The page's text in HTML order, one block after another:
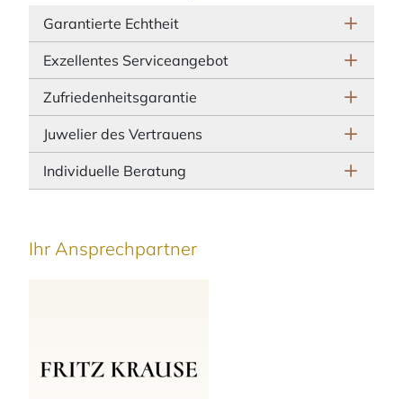
Ihr Ansprechpartner
Garantierte Echtheit
Exzellentes Serviceangebot
Zufriedenheitsgarantie
Juwelier des Vertrauens
Individuelle Beratung